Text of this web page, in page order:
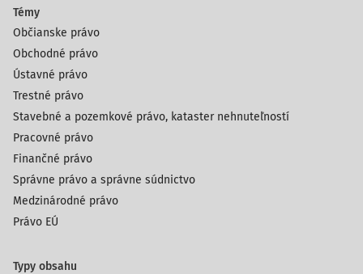
Témy
Občianske právo
Obchodné právo
Ústavné právo
Trestné právo
Stavebné a pozemkové právo, kataster nehnuteľností
Pracovné právo
Finančné právo
Správne právo a správne súdnictvo
Medzinárodné právo
Právo EÚ
Typy obsahu